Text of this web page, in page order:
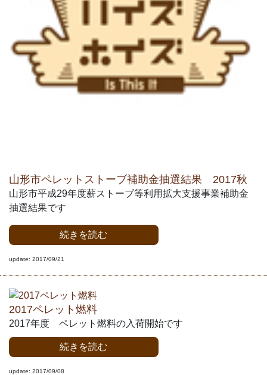
山形市ペレットストーブ補助金抽選結果 2017秋
山形市平成29年度薪ストーブ等利用拡大支援事業補助金
抽選結果です
続きを読む
update: 2017/09/21
2017ペレット燃料
2017年度 ペレット燃料の入荷開始です
続きを読む
update: 2017/09/08